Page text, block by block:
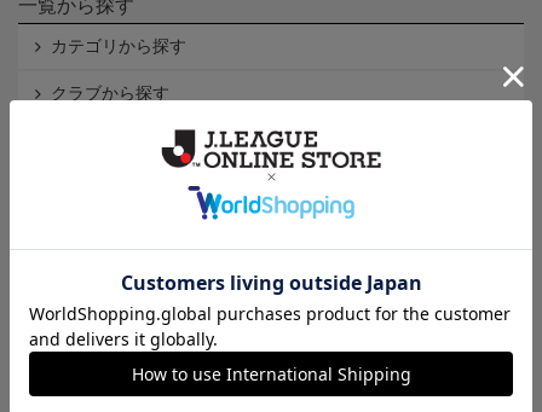
一覧から探す
カテゴリから探す
クラブから探す
Ｊ2
インフォメーション
個人情報保護方針
Cookieポリシー